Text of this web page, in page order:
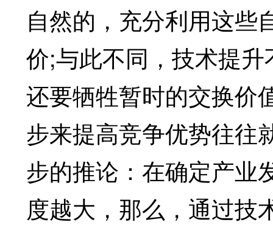
自然的，充分利用这些
价;与此不同，技术提
还要牺牲暂时的交换价
步来提高竞争优势往往
步的推论：在确定产业
度越大，那么，通过技